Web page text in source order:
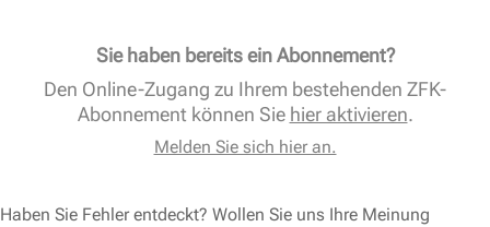
Sie haben bereits ein Abonnement?
Den Online-Zugang zu Ihrem bestehenden ZFK-
Abonnement können Sie hier aktivieren.
Melden Sie sich hier an.
Haben Sie Fehler entdeckt? Wollen Sie uns Ihre Meinung